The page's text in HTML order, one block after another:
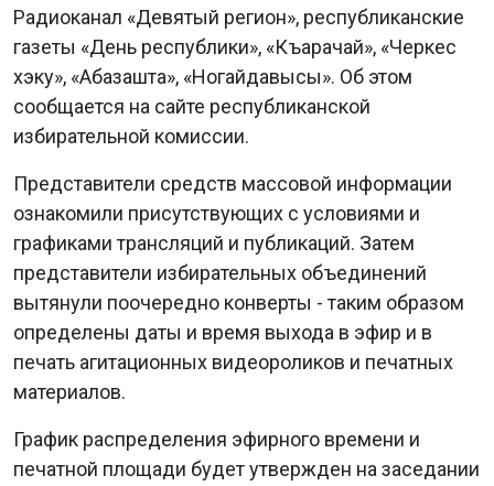
Радиоканал «Девятый регион», республиканские
газеты «День республики», «Къарачай», «Черкес
хэку», «Абазашта», «Ногайдавысы». Об этом
сообщается на сайте республиканской
избирательной комиссии.
Представители средств массовой информации
ознакомили присутствующих с условиями и
графиками трансляций и публикаций. Затем
представители избирательных объединений
вытянули поочередно конверты - таким образом
определены даты и время выхода в эфир и в
печать агитационных видеороликов и печатных
материалов.
График распределения эфирного времени и
печатной площади будет утвержден на заседании